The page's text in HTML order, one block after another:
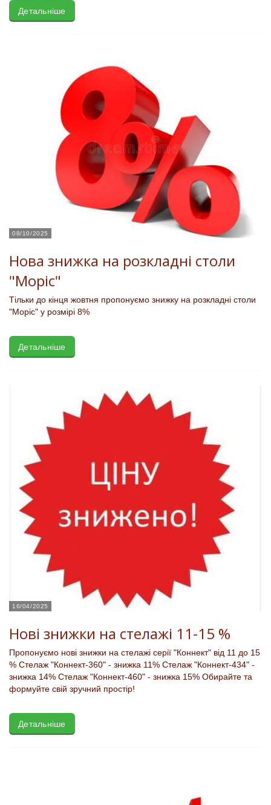
Детальніше
08/10/2025
Нова знижка на розкладні столи
"Моріс"
Тільки до кінця жовтня пропонуємо знижку на розкладні столи
"Моріс" у розмірі 8%
Детальніше
16/04/2025
Нові знижки на стелажі 11-15 %
Пропонуємо нові знижки на стелажі серії "Коннект" від 11 до 15
% Стелаж "Коннект-360" - знижка 11% Стелаж "Коннект-434" -
знижка 14% Стелаж "Коннект-460" - знижка 15% Обирайте та
формуйте свій зручний простір!
Детальніше